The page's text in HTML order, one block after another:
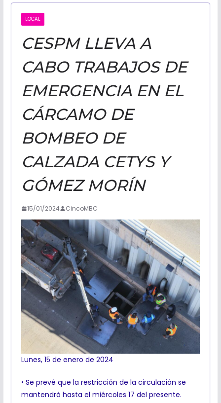
NOTICIAS
LOCAL
CESPM LLEVA A
CABO TRABAJOS DE
EMERGENCIA EN EL
CÁRCAMO DE
BOMBEO DE
CALZADA CETYS Y
GÓMEZ MORÍN
15/01/2024 CincoMBC
Lunes, 15 de enero de 2024
• Se prevé que la restricción de la circulación se
mantendrá hasta el miércoles 17 del presente.